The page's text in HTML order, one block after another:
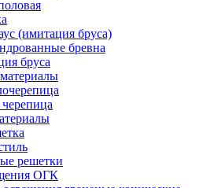
(имитация бруса)
бревна
бруса
решетки
ОГК